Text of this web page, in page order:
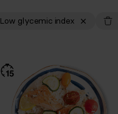
Low glycemic index